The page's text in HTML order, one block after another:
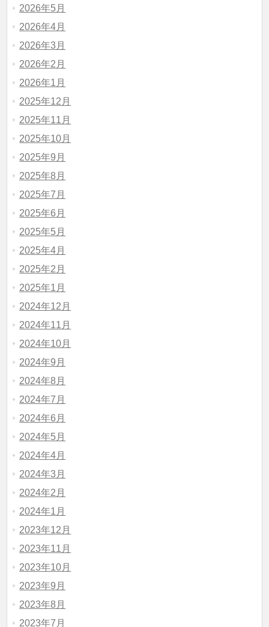
2026年5月
2026年4月
2026年3月
2026年2月
2026年1月
2025年12月
2025年11月
2025年10月
2025年9月
2025年8月
2025年7月
2025年6月
2025年5月
2025年4月
2025年2月
2025年1月
2024年12月
2024年11月
2024年10月
2024年9月
2024年8月
2024年7月
2024年6月
2024年5月
2024年4月
2024年3月
2024年2月
2024年1月
2023年12月
2023年11月
2023年10月
2023年9月
2023年8月
2023年7月